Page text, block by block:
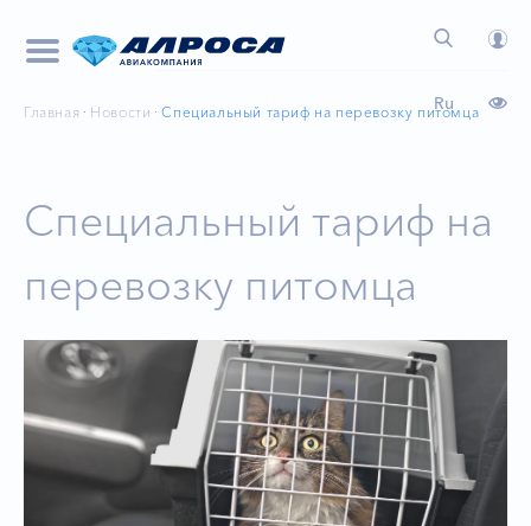
Ru
Главная Новости Специальный тариф на перевозку питомца
Специальный тариф на
перевозку питомца